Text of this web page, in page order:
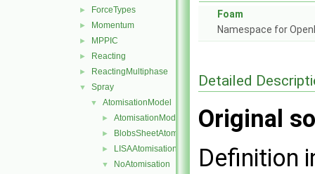
► ForceTypes
► Momentum
► MPPIC
► Reacting
► ReactingMultiphase
▼ Spray
▼ AtomisationModel
► AtomisationModel
► BlobsSheetAtomisation
► LISAAtomisation
▼
NoAtomisation
Foam
Namespace for
Detailed
Original
Definition